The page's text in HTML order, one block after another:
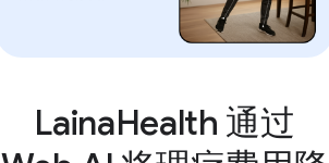
LainaHealth 通过